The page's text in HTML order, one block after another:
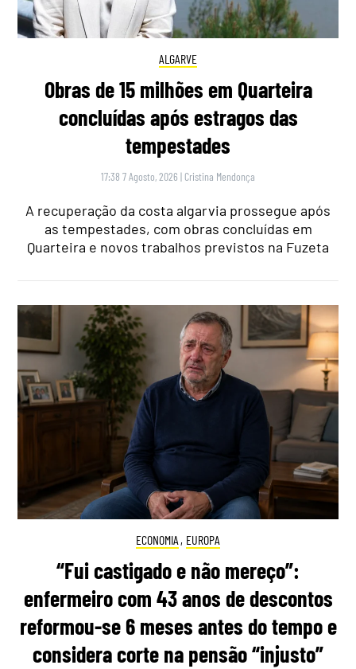
ALGARVE
Obras de 15 milhões em Quarteira
concluídas após estragos das
tempestades
17:38 7 Agosto, 2026 | Cristina Mendonça
A recuperação da costa algarvia prossegue após
as tempestades, com obras concluídas em
Quarteira e novos trabalhos previstos na Fuzeta
ECONOMIA , EUROPA
“Fui castigado e não mereço”:
enfermeiro com 43 anos de descontos
reformou-se 6 meses antes do tempo e
considera corte na pensão “injusto”